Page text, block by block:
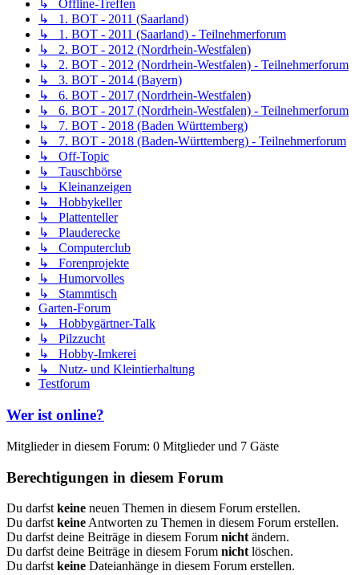
↳ Offline-Treffen
↳ 1. BOT - 2011 (Saarland)
↳ 1. BOT - 2011 (Saarland) - Teilnehmerforum
↳ 2. BOT - 2012 (Nordrhein-Westfalen)
↳ 2. BOT - 2012 (Nordrhein-Westfalen) - Teilnehmerforum
↳ 3. BOT - 2014 (Bayern)
↳ 6. BOT - 2017 (Nordrhein-Westfalen)
↳ 6. BOT - 2017 (Nordrhein-Westfalen) - Teilnehmerforum
↳ 7. BOT - 2018 (Baden Württemberg)
↳ 7. BOT - 2018 (Baden-Württemberg) - Teilnehmerforum
↳ Off-Topic
↳ Tauschbörse
↳ Kleinanzeigen
↳ Hobbykeller
↳ Plattenteller
↳ Plauderecke
↳ Computerclub
↳ Forenprojekte
↳ Humorvolles
↳ Stammtisch
Garten-Forum
↳ Hobbygärtner-Talk
↳ Pilzzucht
↳ Hobby-Imkerei
↳ Nutz- und Kleintierhaltung
Testforum
Wer ist online?
Mitglieder in diesem Forum: 0 Mitglieder und 7 Gäste
Berechtigungen in diesem Forum
Du darfst keine neuen Themen in diesem Forum erstellen.
Du darfst keine Antworten zu Themen in diesem Forum erstellen.
Du darfst deine Beiträge in diesem Forum nicht ändern.
Du darfst deine Beiträge in diesem Forum nicht löschen.
Du darfst keine Dateianhänge in diesem Forum erstellen.